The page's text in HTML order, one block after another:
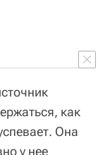
как
Она
у нее